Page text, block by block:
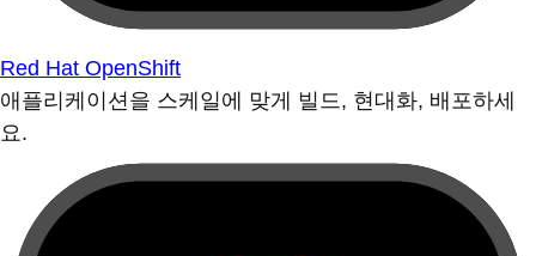
Red Hat OpenShift
애플리케이션을 스케일에 맞게 빌드, 현대화, 배포하세
요.